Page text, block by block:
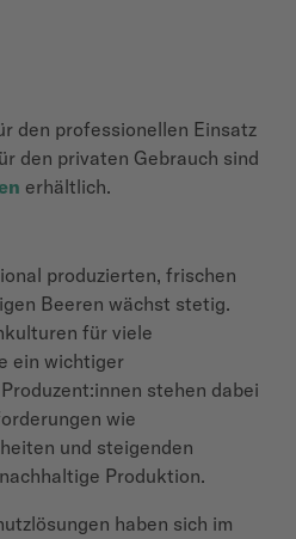
den professionellen Einsatz
den privaten Gebrauch sind
erhältlich.
produzierten, frischen
Beeren wächst stetig.
für viele
ein wichtiger
stehen dabei
wie
und steigenden
Produktion.
haben sich im